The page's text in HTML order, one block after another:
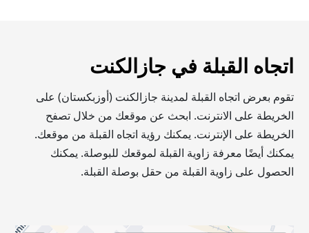
اتجاه القبلة في جازالكنت
تقوم بعرض اتجاه القبلة لمدينة جازالكنت (أوزبكستان) على
الخريطة على الانترنت. ابحث عن موقعك من خلال تصفح
الخريطة على الإنترنت. يمكنك رؤية اتجاه القبلة من موقعك.
يمكنك أيضًا معرفة زاوية القبلة لموقعك للبوصلة. يمكنك
الحصول على زاوية القبلة من حقل بوصلة القبلة.